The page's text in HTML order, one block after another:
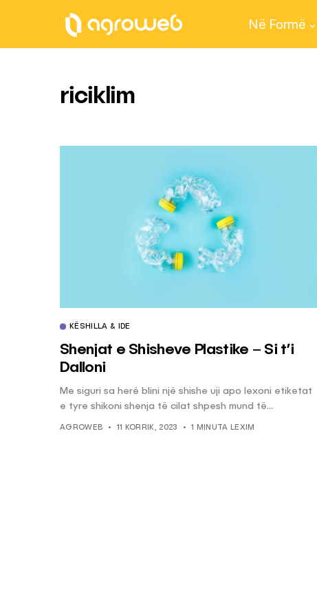
Në Formë
riciklim
KËSHILLA & IDE
Shenjat e Shisheve Plastike – Si t’i
Dalloni
Me siguri sa herë blini një shishe uji apo lexoni etiketat
e tyre shikoni shenja të cilat shpesh mund të...
AGROWEB 11 KORRIK, 2023 1 MINUTA LEXIM